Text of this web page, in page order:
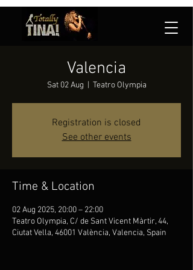
Valencia
Sat 02 Aug Teatro Olympia
Registration is closed
See other events
Time & Location
02 Aug 2025, 20:00 – 22:00
Teatro Olympia, C/ de Sant Vicent Màrtir, 44,
Ciutat Vella, 46001 València, Valencia, Spain